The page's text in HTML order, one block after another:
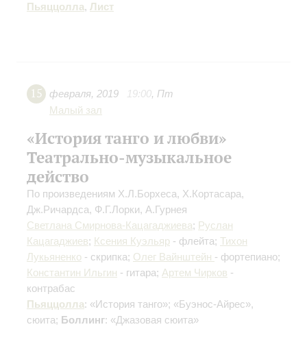
Пьяццолла, Лист
15 февраля, 2019 19:00, Пт
Малый зал
«История танго и любви»
Театрально-музыкальное
действо
По произведениям Х.Л.Борхеса, Х.Кортасара,
Дж.Ричардса, Ф.Г.Лорки, А.Гурнея
Светлана Смирнова-Кацагаджиева; Руслан
Кацагаджиев; Ксения Куэльяр - флейта; Тихон
Лукьяненко - скрипка; Олег Вайнштейн - фортепиано;
Константин Ильгин - гитара; Артем Чирков -
контрабас
Пьяццолла: «История танго»; «Буэнос-Айрес»,
сюита; Боллинг: «Джазовая сюита»